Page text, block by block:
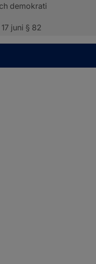
demokrati
juni § 82